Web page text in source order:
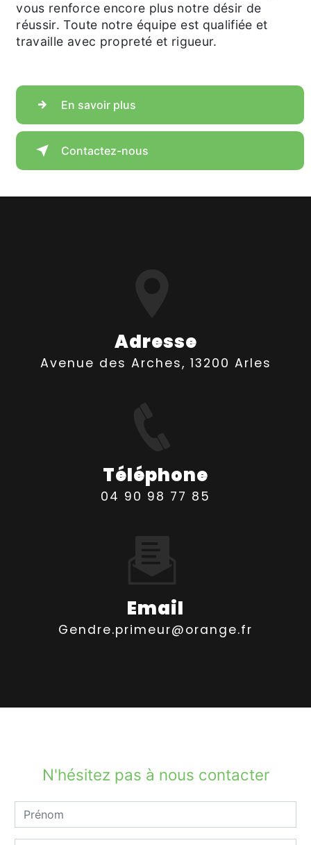
vous renforce encore plus notre désir de
réussir. Toute notre équipe est qualifiée et
travaille avec propreté et rigueur.
En savoir plus
Contactez-nous
Adresse
Avenue des Arches, 13200 Arles
Téléphone
04 90 98 77 85
Email
gendre.primeur@orange.fr
N'hésitez pas à nous contacter